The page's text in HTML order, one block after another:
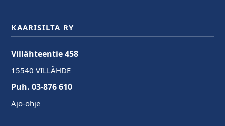
KAARISILTA RY
Villähteentie 458
15540 VILLÄHDE
Puh. 03-876 610
Ajo-ohje